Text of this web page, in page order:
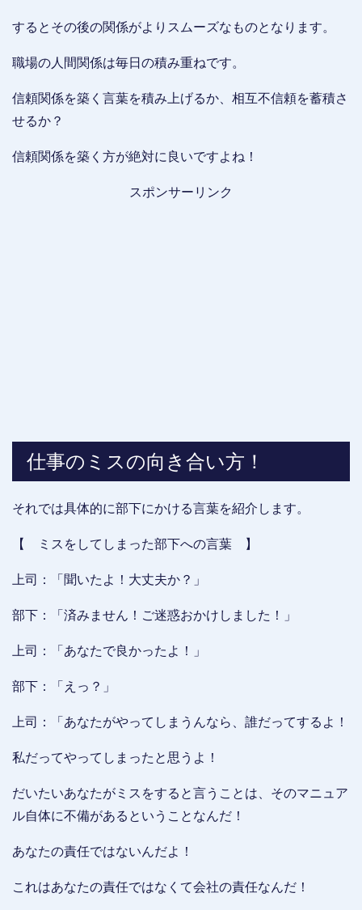
するとその後の関係がよりスムーズなものとなります。
職場の人間関係は毎日の積み重ねです。
信頼関係を築く言葉を積み上げるか、相互不信頼を蓄積さ
せるか？
信頼関係を築く方が絶対に良いですよね！
スポンサーリンク
仕事のミスの向き合い方！
それでは具体的に部下にかける言葉を紹介します。
【 ミスをしてしまった部下への言葉 】
上司：「聞いたよ！大丈夫か？」
部下：「済みません！ご迷惑おかけしました！」
上司：「あなたで良かったよ！」
部下：「えっ？」
上司：「あなたがやってしまうんなら、誰だってするよ！
私だってやってしまったと思うよ！
だいたいあなたがミスをすると言うことは、そのマニュア
ル自体に不備があるということなんだ！
あなたの責任ではないんだよ！
これはあなたの責任ではなくて会社の責任なんだ！